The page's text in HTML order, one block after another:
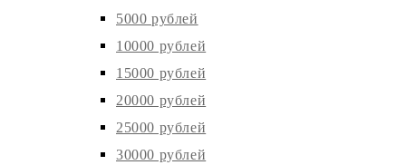
5000 рублей
10000 рублей
15000 рублей
20000 рублей
25000 рублей
30000 рублей